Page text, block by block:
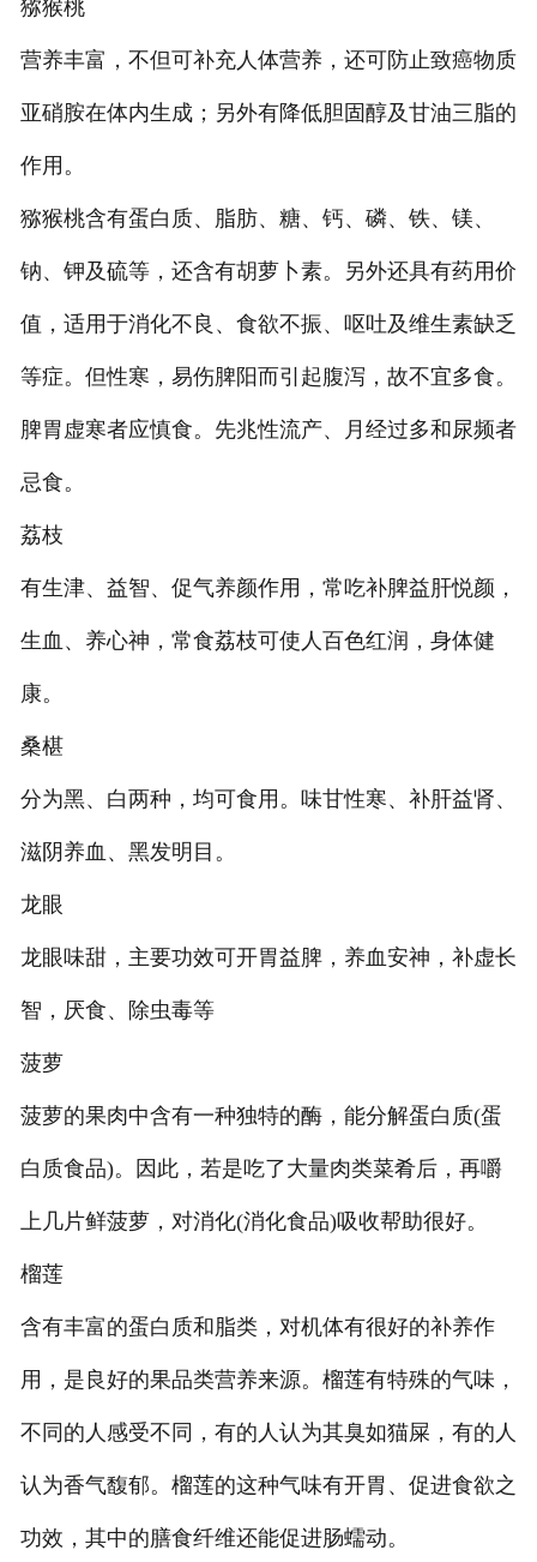
猕猴桃
营养丰富，不但可补充人体营养，还可防止致癌物质
亚硝胺在体内生成；另外有降低胆固醇及甘油三脂的
作用。
猕猴桃含有蛋白质、脂肪、糖、钙、磷、铁、镁、
钠、钾及硫等，还含有胡萝卜素。另外还具有药用价
值，适用于消化不良、食欲不振、呕吐及维生素缺乏
等症。但性寒，易伤脾阳而引起腹泻，故不宜多食。
脾胃虚寒者应慎食。先兆性流产、月经过多和尿频者
忌食。
荔枝
有生津、益智、促气养颜作用，常吃补脾益肝悦颜，
生血、养心神，常食荔枝可使人百色红润，身体健
康。
桑椹
分为黑、白两种，均可食用。味甘性寒、补肝益肾、
滋阴养血、黑发明目。
龙眼
龙眼味甜，主要功效可开胃益脾，养血安神，补虚长
智，厌食、除虫毒等
菠萝
菠萝的果肉中含有一种独特的酶，能分解蛋白质(蛋
白质食品)。因此，若是吃了大量肉类菜肴后，再嚼
上几片鲜菠萝，对消化(消化食品)吸收帮助很好。
榴莲
含有丰富的蛋白质和脂类，对机体有很好的补养作
用，是良好的果品类营养来源。榴莲有特殊的气味，
不同的人感受不同，有的人认为其臭如猫屎，有的人
认为香气馥郁。榴莲的这种气味有开胃、促进食欲之
功效，其中的膳食纤维还能促进肠蠕动。